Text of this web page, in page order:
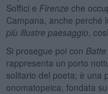
Soffici e Firenze che
Campana, anche perché
più illustre paesaggio ,
Si prosegue poi con
rappresenta un porto
solitario del poeta; è una
onomatopeica, fondata